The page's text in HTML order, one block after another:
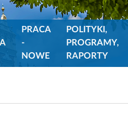
PRACA
-
NOWE
POLITYKI,
PROGRAMY,
RAPORTY